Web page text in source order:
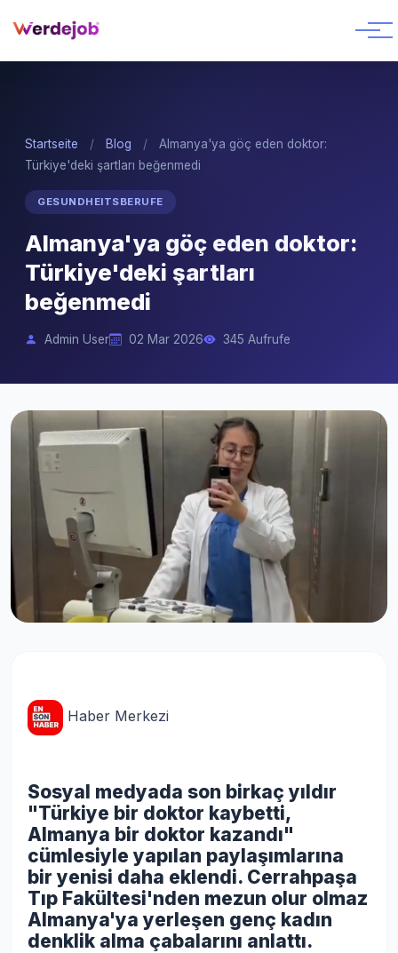
Startseite / Blog /
Almanya'ya göç eden doktor:
Türkiye'deki şartları beğenmedi
GESUNDHEITSBERUFE
Almanya'ya göç eden doktor:
Türkiye'deki şartları
beğenmedi
Admin User 02 Mar 2026 345 Aufrufe
Haber Merkezi
Sosyal medyada son birkaç yıldır
"Türkiye bir doktor kaybetti,
Almanya bir doktor kazandı"
cümlesiyle yapılan paylaşımlarına
bir yenisi daha eklendi. Cerrahpaşa
Tıp Fakültesi'nden mezun olur olmaz
Almanya'ya yerleşen genç kadın
denklik alma çabalarını anlattı.